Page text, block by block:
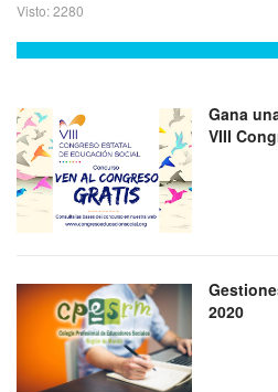
Visto: 2280
Gana
VIII
2020